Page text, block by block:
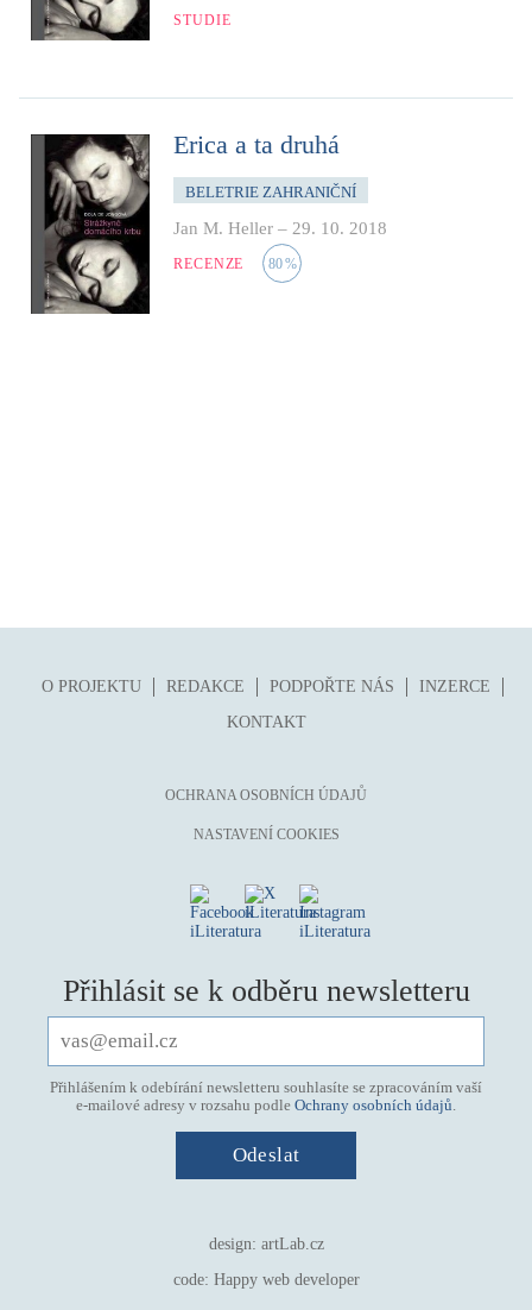
STUDIE
Erica a ta druhá
BELETRIE ZAHRANIČNÍ
Jan M. Heller – 29. 10. 2018
RECENZE 80%
O PROJEKTU REDAKCE PODPOŘTE NÁS
INZERCE
KONTAKT
OCHRANA OSOBNÍCH ÚDAJŮ
NASTAVENÍ COOKIES
Přihlásit se k odběru newsletteru
Přihlášením k odebírání newsletteru souhlasíte se zpracováním vaší
e-mailové adresy v rozsahu podle Ochrany osobních údajů.
design: artLab.cz
code: Happy web developer